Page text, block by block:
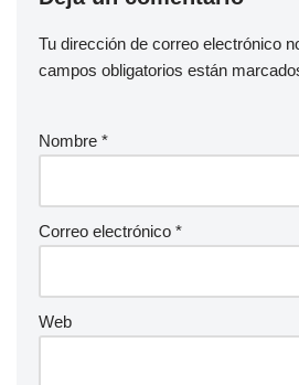
Tu dirección de correo electrónico
campos obligatorios están
Nombre *
Correo electrónico *
Web